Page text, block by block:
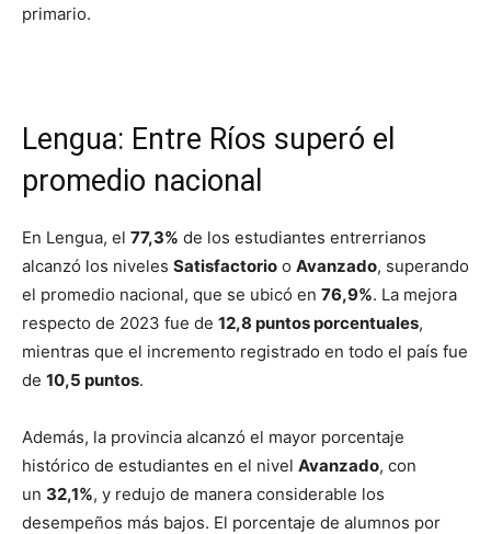
primario.
Lengua: Entre Ríos superó el
promedio nacional
En Lengua, el 77,3% de los estudiantes entrerrianos
alcanzó los niveles Satisfactorio o Avanzado, superando
el promedio nacional, que se ubicó en 76,9%. La mejora
respecto de 2023 fue de 12,8 puntos porcentuales,
mientras que el incremento registrado en todo el país fue
de 10,5 puntos.
Además, la provincia alcanzó el mayor porcentaje
histórico de estudiantes en el nivel Avanzado, con
un 32,1%, y redujo de manera considerable los
desempeños más bajos. El porcentaje de alumnos por